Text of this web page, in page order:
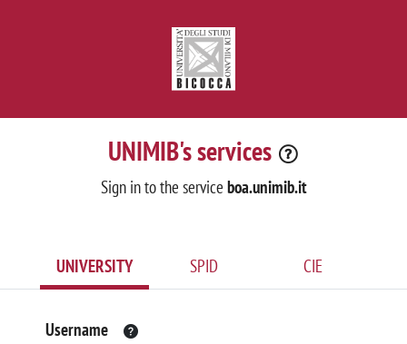
UNIMIB's services
Sign in to the service boa.unimib.it
UNIVERSITY SPID CIE
Username